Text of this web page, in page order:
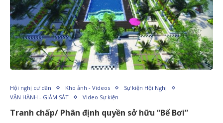
Hội nghị cư dân Kho ảnh - Videos
Sự kiện Hội Nghị
VẬN HÀNH - GIÁM SÁT
Video Sự kiện
Tranh chấp/ Phân định quyền sở hữu “Bể Bơi”